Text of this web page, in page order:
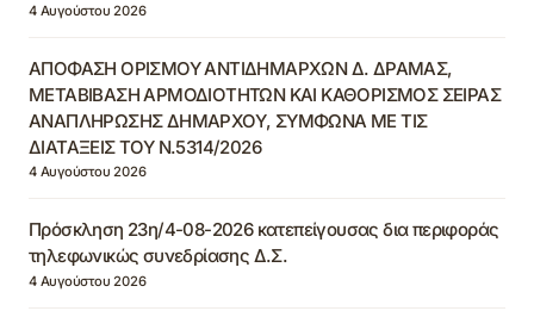
4 Αυγούστου 2026
ΑΠΟΦΑΣΗ ΟΡΙΣΜΟΥ ΑΝΤΙΔΗΜΑΡΧΩΝ Δ. ΔΡΑΜΑΣ,
ΜΕΤΑΒΙΒΑΣΗ ΑΡΜΟΔΙΟΤΗΤΩΝ ΚΑΙ ΚΑΘΟΡΙΣΜΟΣ ΣΕΙΡΑΣ
ΑΝΑΠΛΗΡΩΣΗΣ ΔΗΜΑΡΧΟΥ, ΣΥΜΦΩΝΑ ΜΕ ΤΙΣ
ΔΙΑΤΑΞΕΙΣ ΤΟΥ Ν.5314/2026
4 Αυγούστου 2026
Πρόσκληση 23η/4-08-2026 κατεπείγουσας δια περιφοράς
τηλεφωνικώς συνεδρίασης Δ.Σ.
4 Αυγούστου 2026